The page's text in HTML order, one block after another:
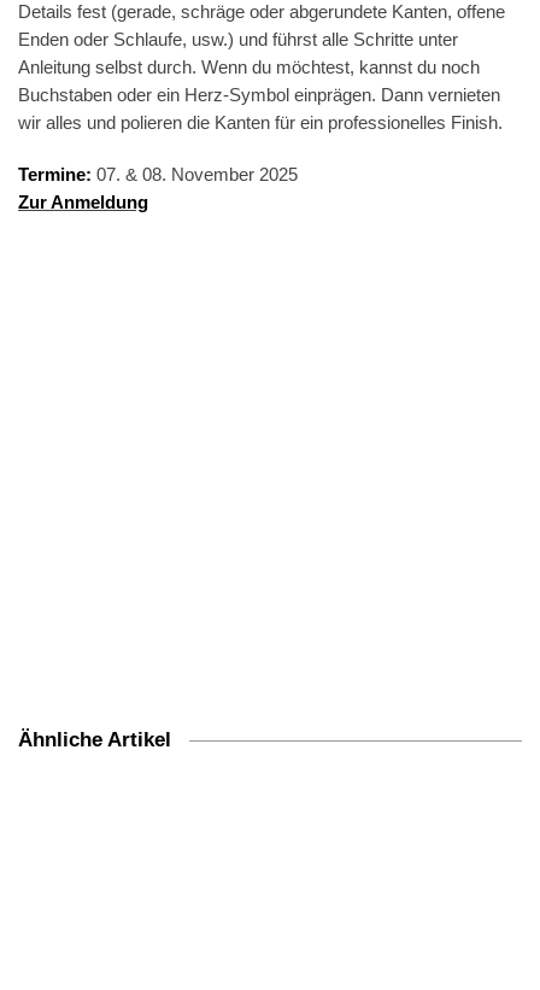
Details fest (gerade, schräge oder abgerundete Kanten, offene
Enden oder Schlaufe, usw.) und führst alle Schritte unter
Anleitung selbst durch. Wenn du möchtest, kannst du noch
Buchstaben oder ein Herz-Symbol einprägen. Dann vernieten
wir alles und polieren die Kanten für ein professionelles Finish.
Termine: 07. & 08. November 2025
Zur Anmeldung
Ähnliche Artikel